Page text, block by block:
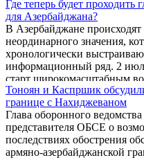
проповедником Гюленом.
Где теперь будет проходить
для Азербайджана?
В Азербайджане происходят
неординарного значения,
хронологически
информационный ряд. 2
старт широкомасштабным
учениям с привлечением
войск (в том числе
участвуют до 20 тысяч
120 единиц танков и другой
свыше 200 ракетно-
установок разного калибра,
Тоноян и Каспршик
границе с Нахиджеваном
Глава оборонного
представителя ОБСЕ о
последствиях обострения
армяно-азербайджанской